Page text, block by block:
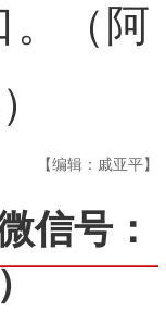
。（阿
【编辑：戚亚平】
微信号：